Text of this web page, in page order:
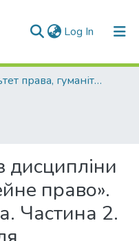
Log In (current)
Факультет права, гуманітарних і соціальних наук
дисципліни
право».
Частина 2.